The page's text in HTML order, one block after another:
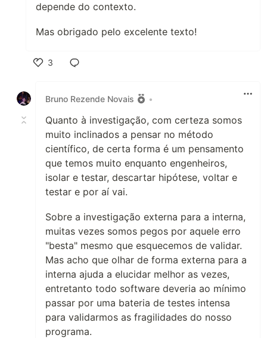
depende do contexto.
Mas obrigado pelo excelente texto!
3
Bruno Rezende Novais
•
Quanto à investigação, com certeza somos
muito inclinados a pensar no método
científico, de certa forma é um pensamento
que temos muito enquanto engenheiros,
isolar e testar, descartar hipótese, voltar e
testar e por aí vai.
Sobre a investigação externa para a interna,
muitas vezes somos pegos por aquele erro
"besta" mesmo que esquecemos de validar.
Mas acho que olhar de forma externa para a
interna ajuda a elucidar melhor as vezes,
entretanto todo software deveria ao mínimo
passar por uma bateria de testes intensa
para validarmos as fragilidades do nosso
programa.